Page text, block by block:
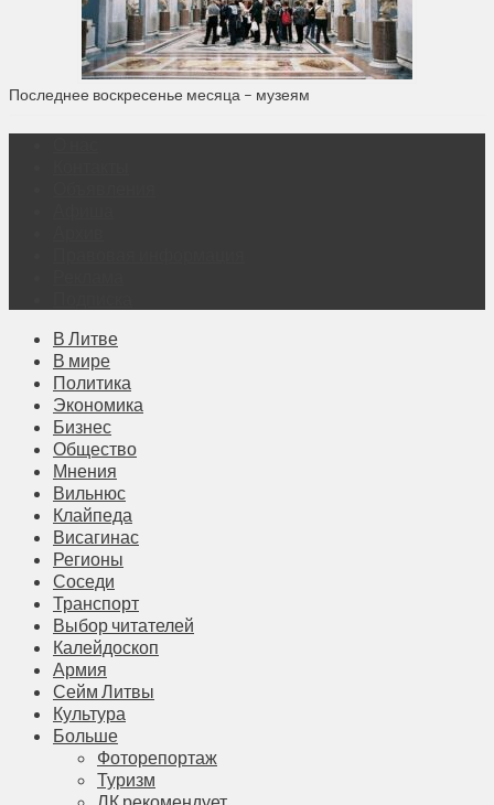
Последнее воскресенье месяца – музеям
В Литве
В мире
Политика
Экономика
Бизнес
Общество
Мнения
Вильнюс
Клайпеда
Висагинас
Регионы
Соседи
Транспорт
Выбор читателей
Калейдоскоп
Армия
Сейм Литвы
Культура
Больше
Фоторепортаж
Туризм